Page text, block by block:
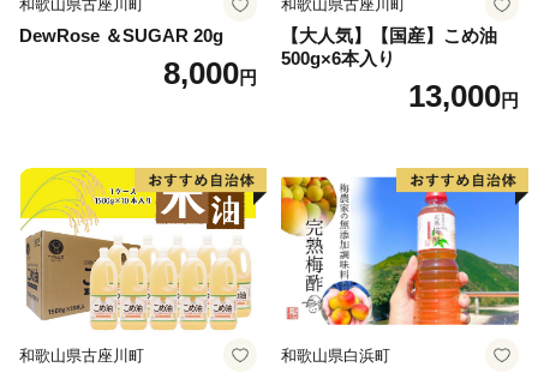
和歌山県古座川町
DewRose ＆SUGAR 20g
8,000円
和歌山県古座川町
【大人気】【国産】こめ油
500g×6本入り
13,000円
和歌山県古座川町 和歌山県白浜町